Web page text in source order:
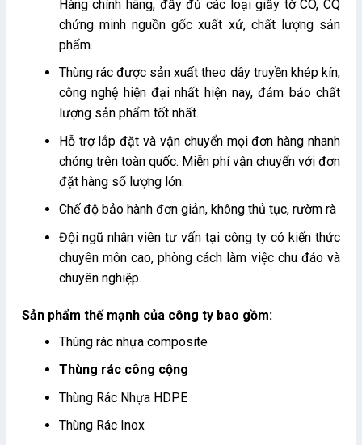
Hàng chính hãng, đầy đủ các loại giấy tờ CO, CQ
chứng minh nguồn gốc xuất xứ, chất lượng sản
phẩm.
Thùng rác được sản xuất theo dây truyền khép kín,
công nghệ hiện đại nhất hiện nay, đảm bảo chất
lượng sản phẩm tốt nhất.
Hỗ trợ lắp đặt và vận chuyển mọi đơn hàng nhanh
chóng trên toàn quốc. Miễn phí vận chuyển với đơn
đặt hàng số lượng lớn.
Chế độ bảo hành đơn giản, không thủ tục, rườm rà
Đội ngũ nhân viên tư vấn tại công ty có kiến thức
chuyên môn cao, phòng cách làm việc chu đáo và
chuyên nghiệp.
Sản phẩm thế mạnh của công ty bao gồm:
Thùng rác nhựa composite
Thùng rác công cộng
Thùng Rác Nhựa HDPE
Thùng Rác Inox